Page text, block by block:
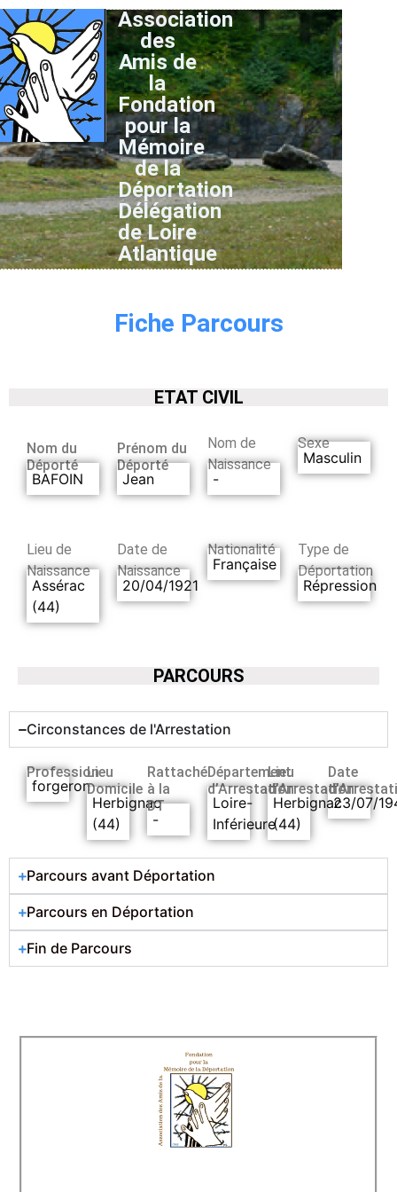
Association
des
Amis de
la
Fondation
pour la
Mémoire
de la
Déportation
Délégation
de Loire
Atlantique
Fiche Parcours
ETAT CIVIL
Nom du
Déporté
BAFOIN
Prénom du
Déporté
Jean
Nom de
Naissance
-
Sexe
Masculin
Lieu de
Naissance
Assérac
(44)
Date de
Naissance
20/04/1921
Nationalité
Française
Type de
Déportation
Répression
PARCOURS
Circonstances de l'Arrestation
Profession
forgeron
Lieu
Domicile
Herbignac
(44)
Rattaché
à la
DT
-
Département
d’Arrestation
Loire-
Inférieure
Lieu
d’Arrestation
Herbignac
(44)
Date
23/07/
Parcours avant Déportation
Parcours en Déportation
Fin de Parcours